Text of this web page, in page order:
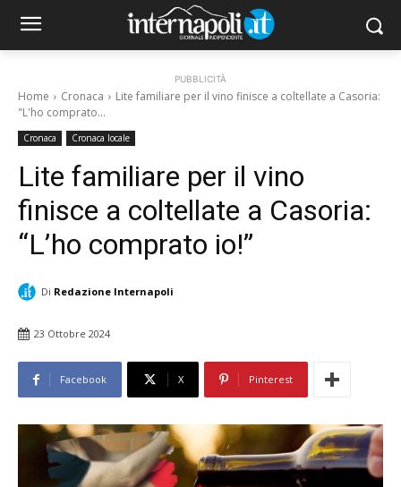
PUBBLICITÀ
Home Cronaca
Lite familiare per il vino finisce a coltellate a Casoria:
"L'ho comprato...
Cronaca Cronaca locale
Lite familiare per il vino
finisce a coltellate a Casoria:
“L’ho comprato io!”
Di Redazione Internapoli
23 Ottobre 2024
Facebook X Pinterest